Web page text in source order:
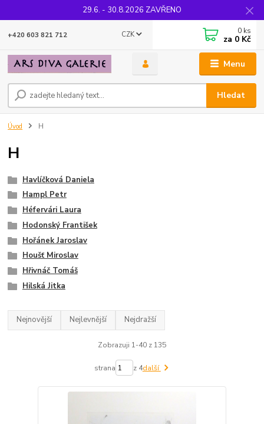
29.6. - 30.8.2026 ZAVŘENO
Menu
CZK
Hledat
+420 603 821 712 0 ks
za 0 Kč
Úvod H
H
Havlíčková Daniela
Hampl Petr
Héfervári Laura
Hodonský František
Hořánek Jaroslav
Houšť Miroslav
Hřivnáč Tomáš
Hilská Jitka
Nejnovější Nejlevnější Nejdražší
Zobrazuji 1-40 z 135
strana z 4další